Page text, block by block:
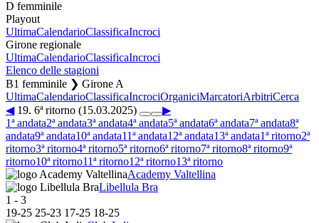
D femminile
Playout
UltimaCalendarioClassificaIncroci
Girone regionale
UltimaCalendarioClassificaIncroci
Elenco delle stagioni
B1 femminile ❯ Girone A
UltimaCalendarioClassificaIncrociOrganiciMarcatoriArbitriCerca
◀19. 6ª ritorno (15.03.2025)
▶
1ª andata2ª andata3ª andata4ª andata5ª andata6ª andata7ª andata8ª
andata9ª andata10ª andata11ª andata12ª andata13ª andata1ª ritorno2ª
ritorno3ª ritorno4ª ritorno5ª ritorno6ª ritorno7ª ritorno8ª ritorno9ª
ritorno10ª ritorno11ª ritorno12ª ritorno13ª ritorno
Academy Valtellina
Libellula Bra
1 - 3
19-25 25-23 17-25 18-25